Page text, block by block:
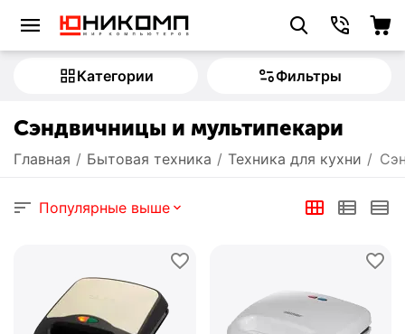
Категории Фильтры
Сэндвичницы и мультипекари
Главная / Бытовая техника / Техника для кухни /
Популярные выше